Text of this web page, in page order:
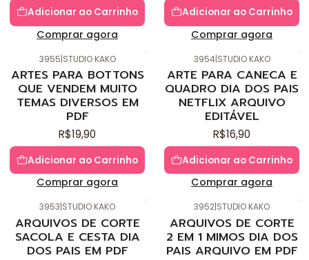
Adicionar ao Carrinho
Comprar agora
Adicionar ao Carrinho
Comprar agora
3955|STUDIO KAKO
ARTES PARA BOTTONS
QUE VENDEM MUITO
TEMAS DIVERSOS EM
PDF
R$19,90
Adicionar ao Carrinho
Comprar agora
3954|STUDIO KAKO
ARTE PARA CANECA E
QUADRO DIA DOS PAIS
NETFLIX ARQUIVO
EDITÁVEL
R$16,90
Adicionar ao Carrinho
Comprar agora
3953|STUDIO KAKO
ARQUIVOS DE CORTE
SACOLA E CESTA DIA
DOS PAIS EM PDF
3952|STUDIO KAKO
ARQUIVOS DE CORTE
2 EM 1 MIMOS DIA DOS
PAIS ARQUIVO EM PDF